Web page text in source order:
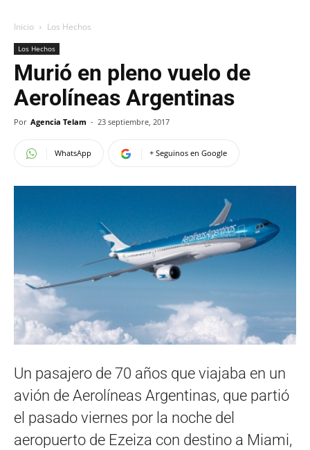
Inicio Los Hechos
Los Hechos
Murió en pleno vuelo de
Aerolíneas Argentinas
Por Agencia Telam - 23 septiembre, 2017
WhatsApp + Seguinos en Google
Un pasajero de 70 años que viajaba en un
avión de Aerolíneas Argentinas, que partió
el pasado viernes por la noche del
aeropuerto de Ezeiza con destino a Miami,